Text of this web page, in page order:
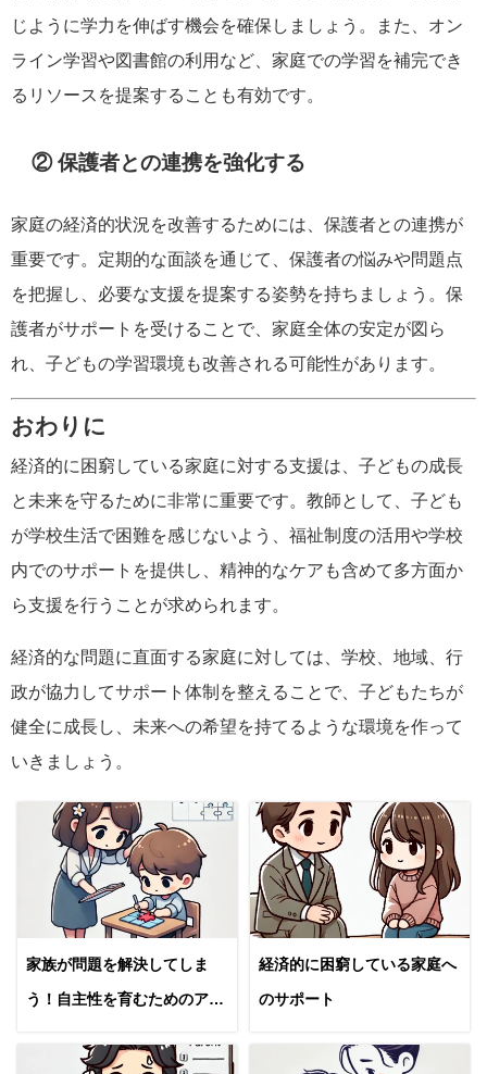
じように学力を伸ばす機会を確保しましょう。また、オン
ライン学習や図書館の利用など、家庭での学習を補完でき
るリソースを提案することも有効です。
② 保護者との連携を強化する
家庭の経済的状況を改善するためには、保護者との連携が
重要です。定期的な面談を通じて、保護者の悩みや問題点
を把握し、必要な支援を提案する姿勢を持ちましょう。保
護者がサポートを受けることで、家庭全体の安定が図ら
れ、子どもの学習環境も改善される可能性があります。
おわりに
経済的に困窮している家庭に対する支援は、子どもの成長
と未来を守るために非常に重要です。教師として、子ども
が学校生活で困難を感じないよう、福祉制度の活用や学校
内でのサポートを提供し、精神的なケアも含めて多方面か
ら支援を行うことが求められます。
経済的な問題に直面する家庭に対しては、学校、地域、行
政が協力してサポート体制を整えることで、子どもたちが
健全に成長し、未来への希望を持てるような環境を作って
いきましょう。
家族が問題を解決してしま
う！自主性を育むためのアプ
経済的に困窮している家庭へ
のサポート